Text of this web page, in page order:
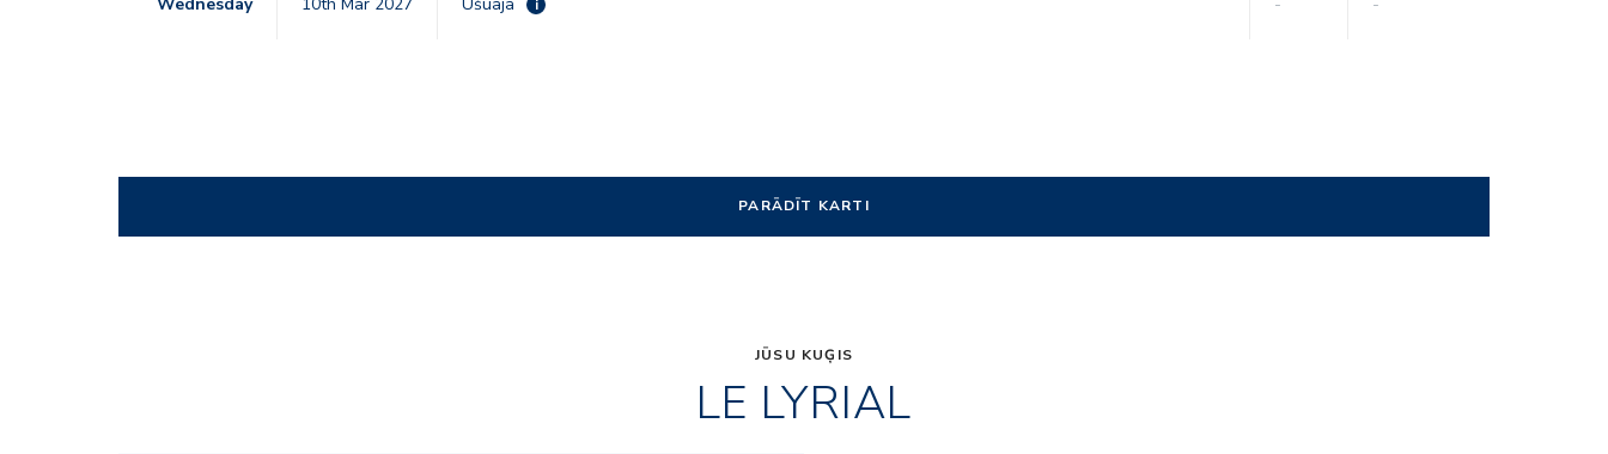
i
PARĀDĪT KARTI
JŪSU KUĢIS
LE LYRIAL